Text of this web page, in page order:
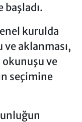
başladı.
kurulda
ve aklanması,
ve
seçimine